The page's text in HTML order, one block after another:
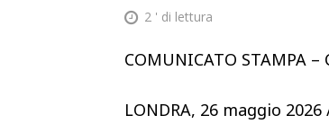
2 ' di lettura
COMUNICATO STAMPA
LONDRA, 26 maggio